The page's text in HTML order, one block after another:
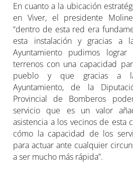
En cuanto a la ubicación
en Viver, el presidente
“dentro de esta red era
esta instalación y gracias a
Ayuntamiento pudimos lograr
terrenos con una capacidad
pueblo y que gracias a
Ayuntamiento, de la
Provincial de Bomberos
servicio que es un valor
asistencia a los vecinos de esta
cómo la capacidad de los
para actuar ante cualquier
a ser mucho más rápida”.